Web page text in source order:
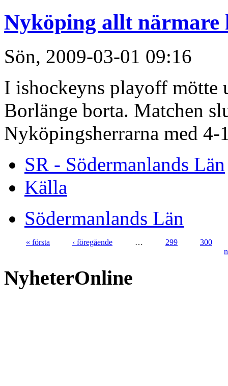
Nyköping allt närmare
Sön, 2009-03-01 09:16
I ishockeyns playoff mötte
Borlänge borta. Matchen
Nyköpingsherrarna med 4-
SR - Södermanlands Län
Källa
Södermanlands Län
« första ‹ föregående … 299
300
NyheterOnline